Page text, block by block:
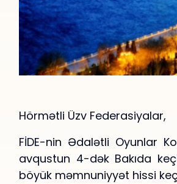
Hörmətli Üzv Federasiyalar,
FİDE-nin Ədalətli Oyunlar
avqustun 4-dək Bakıda
böyük məmnuniyyət hissi